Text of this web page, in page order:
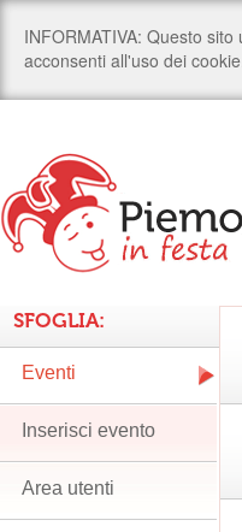
SFOGLIA:
Eventi
Inserisci evento
Area utenti